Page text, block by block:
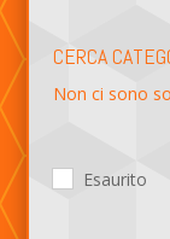
CERCA
Non ci sono
Esaurito